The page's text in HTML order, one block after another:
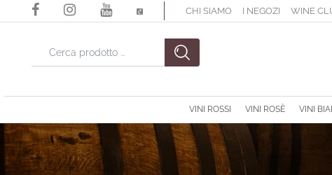
CHI SIAMO I NEGOZI WINE
La modifica di un filtro aggiorna automaticamente gli altri filtri
VINI ROSSI VINI ROSÈ VINI